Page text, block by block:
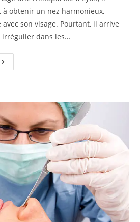
à obtenir un nez harmonieux,
son visage. Pourtant, il arrive
dans les…
Pourquoi